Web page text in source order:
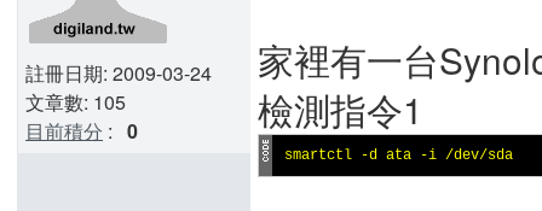
註冊日期: 2009-03-24
文章數: 105
目前積分 : 0
家裡有一台
檢測指令1
smartctl -d ata -i /dev/sda